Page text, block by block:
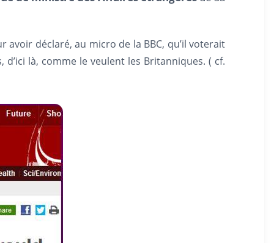
avoir déclaré, au micro de la BBC, qu’il voterait
là, comme le veulent les Britanniques. ( cf.